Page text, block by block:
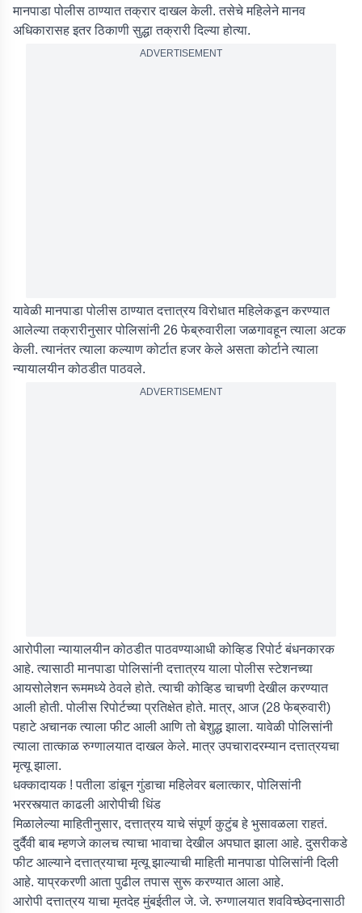
मानपाडा पोलीस ठाण्यात तक्रार दाखल केली. तसेचे महिलेने मानव
अधिकारासह इतर ठिकाणी सुद्धा तक्रारी दिल्या होत्या.
ADVERTISEMENT
यावेळी मानपाडा पोलीस ठाण्यात दत्तात्रय विरोधात महिलेकडून करण्यात
आलेल्या तक्रारीनुसार पोलिसांनी 26 फेब्रुवारीला जळगावहून त्याला अटक
केली. त्यानंतर त्याला कल्याण कोर्टात हजर केले असता कोर्टाने त्याला
न्यायालयीन कोठडीत पाठवले.
ADVERTISEMENT
आरोपीला न्यायालयीन कोठडीत पाठवण्याआधी कोव्हिड रिपोर्ट बंधनकारक
आहे. त्यासाठी मानपाडा पोलिसांनी दत्तात्रय याला पोलीस स्टेशनच्या
आयसोलेशन रूममध्ये ठेवले होते. त्याची कोव्हिड चाचणी देखील करण्यात
आली होती. पोलीस रिपोर्टच्या प्रतिक्षेत होते. मात्र, आज (28 फेब्रुवारी)
पहाटे अचानक त्याला फीट आली आणि तो बेशुद्ध झाला. यावेळी पोलिसांनी
त्याला तात्काळ रुग्णालयात दाखल केले. मात्र उपचारादरम्यान दत्तात्रयचा
मृत्यू झाला.
धक्कादायक ! पतीला डांबून गुंडाचा महिलेवर बलात्कार, पोलिसांनी
भररस्त्यात काढली आरोपीची धिंड
मिळालेल्या माहितीनुसार, दत्तात्रय याचे संपूर्ण कुटुंब हे भुसावळला राहतं.
दुर्दैवी बाब म्हणजे कालच त्याचा भावाचा देखील अपघात झाला आहे. दुसरीकडे
फीट आल्याने दत्तात्रयाचा मृत्यू झाल्याची माहिती मानपाडा पोलिसांनी दिली
आहे. याप्रकरणी आता पुढील तपास सुरू करण्यात आला आहे.
आरोपी दत्तात्रय याचा मृतदेह मुंबईतील जे. जे. रुग्णालयात शवविच्छेदनासाठी